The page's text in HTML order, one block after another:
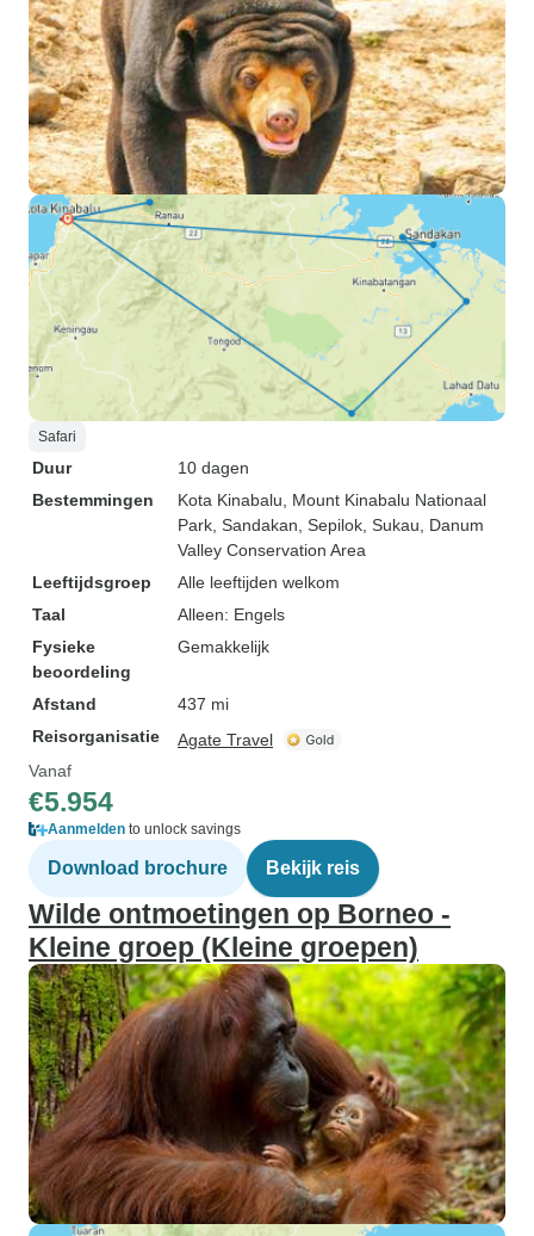
Safari
Duur
10 dagen
Bestemmingen
Kota Kinabalu , Mount Kinabalu Nationaal
Park , Sandakan , Sepilok , Sukau , Danum
Valley Conservation Area
Leeftijdsgroep
Alle leeftijden welkom
Taal
Alleen: Engels
Fysieke
beoordeling
Gemakkelijk
Afstand
437 mi
Reisorganisatie
Agate Travel
Vanaf
€5.954
Aanmelden to unlock savings
Download brochure Bekijk reis
Wilde ontmoetingen op Borneo -
Kleine groep (Kleine groepen)